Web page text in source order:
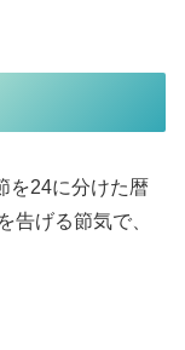
を24に分けた暦
告げる節気で、